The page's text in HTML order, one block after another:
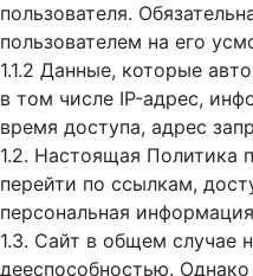
пользователя.
пользователем на его
1.1.2 Данные, которые
в том числе IP-адрес,
время доступа, адрес
1.2. Настоящая Политика
перейти по ссылкам,
персональная
1.3. Сайт в общем случае
дееспособностью.